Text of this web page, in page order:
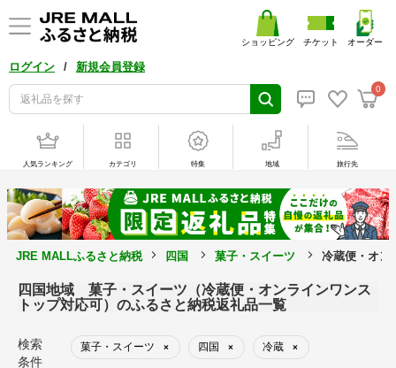
ログイン / 新規会員登録
0
ショッピング チケット オーダー
人気ランキング カテゴリ 特集 地域 旅行先
JRE MALLふるさと納税 四国 菓子・スイーツ 冷蔵便・オン
四国地域 菓子・スイーツ（冷蔵便・オンラインワンス
トップ対応可）のふるさと納税返礼品一覧
検索
条件
菓子・スイーツ × 四国 × 冷蔵 ×